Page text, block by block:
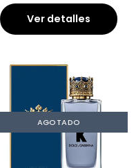
Ver detalles
AGOTADO